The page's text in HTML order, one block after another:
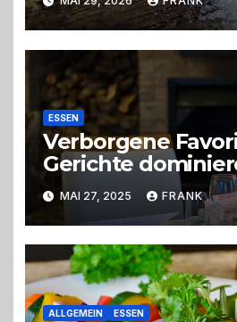
ESSEN
Verborgene
Gerichte
Speisekarten 2025
MAI 27, 2025 FRANK
ALLGEMEIN ESSEN